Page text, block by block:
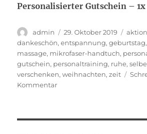
Personalisierter Gutschein –
Autor
admin
Veröffentlicht
am
29. Oktober 2019
dankeschön,entspannung,geburtstag
massage, mikrofaser-handtuch,
gutschein, personaltraining, ruhe,
verschenken,weihnachten,zeit
Kommentarzu